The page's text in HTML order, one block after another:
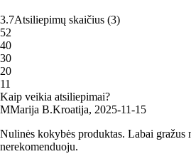
3.7Atsiliepimų skaičius (3)
52
40
30
20
11
Kaip veikia atsiliepimai?
MMarija B.Kroatija, 2025‑11‑15
Nulinės kokybės produktas. Labai gražus
nerekomenduoju.